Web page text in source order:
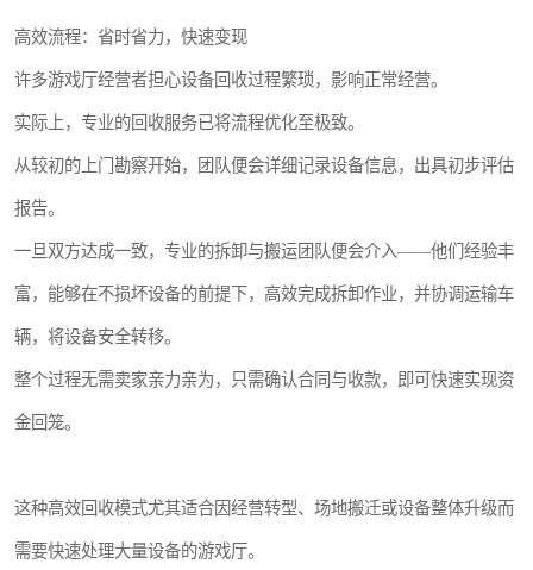
高效流程：省时省力，快速变现
许多游戏厅经营者担心设备回收过程繁琐，影响正常经营。
实际上，专业的回收服务已将流程优化至极致。
从较初的上门勘察开始，团队便会详细记录设备信息，出具初步评估
报告。
一旦双方达成一致，专业的拆卸与搬运团队便会介入——他们经验丰
富，能够在不损坏设备的前提下，高效完成拆卸作业，并协调运输车
辆，将设备安全转移。
整个过程无需卖家亲力亲为，只需确认合同与收款，即可快速实现资
金回笼。
这种高效回收模式尤其适合因经营转型、场地搬迁或设备整体升级而
需要快速处理大量设备的游戏厅。